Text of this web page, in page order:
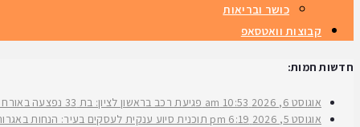
כושר ובריאות
קבוצות וואטסאפ
חדשות חמות:
אוגוסט 6, 2026 10:53 am
פגיעת רכב בראשון לציון: בת 33 נפצעה באורח בינוני ברחוב ירושלים
אוגוסט 5, 2026
6:19 pm
תוכנית סיוע ענקית לעסקים בעיר: הנחות